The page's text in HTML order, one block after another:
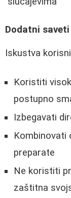
Dodatni
Iskustva
Koristiti
postupno
Izbegavati
Kombinovati
preparate
Ne koristiti
zaštitna